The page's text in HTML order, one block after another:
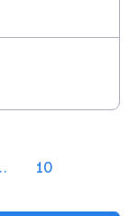
10